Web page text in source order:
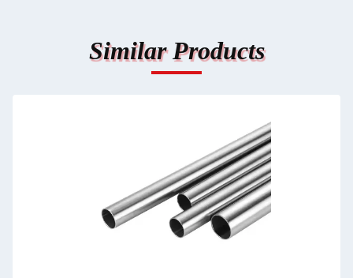
Similar Products